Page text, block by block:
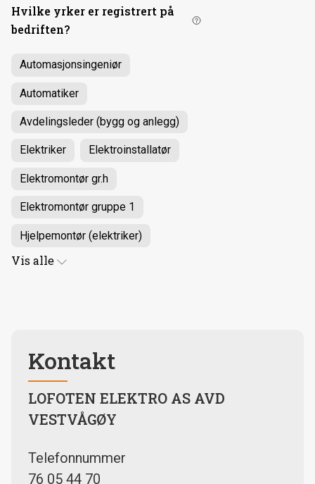
Hvilke yrker er registrert på
bedriften?
Automasjonsingeniør
Automatiker
Avdelingsleder (bygg og anlegg)
Elektriker Elektroinstallatør
Elektromontør gr.h
Elektromontør gruppe 1
Hjelpemontør (elektriker)
Vis alle
Kontakt
LOFOTEN ELEKTRO AS AVD
VESTVÅGØY
Telefonnummer
76 05 44 70